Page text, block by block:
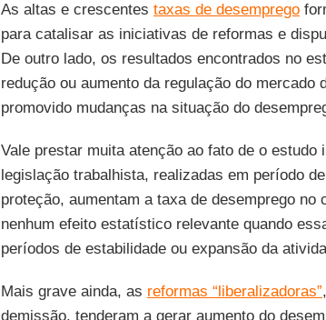
As altas e crescentes taxas de desemprego
para catalisar as iniciativas de reformas e
De outro lado, os resultados encontrados no
redução ou aumento da regulação do mercado
promovido mudanças na situação do
Vale prestar muita atenção ao fato de o
legislação trabalhista, realizadas em período
proteção, aumentam a taxa de desemprego
nenhum efeito estatístico relevante quando
períodos de estabilidade ou expansão da
Mais grave ainda, as reformas “liberalizadoras”
demissão, tenderam a gerar aumento do